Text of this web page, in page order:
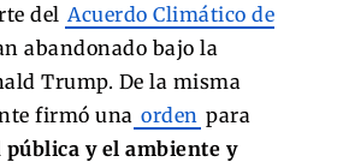
del Acuerdo Climático de
abandonado bajo la
Trump. De la misma
firmó una orden para
y el ambiente y